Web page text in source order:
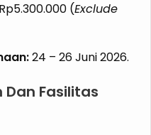
Rp5.300.000 (Exclude
24 – 26 Juni 2026.
Fasilitas